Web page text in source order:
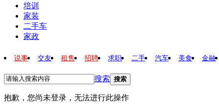
培训
家装
二手车
家政
说事 交友 租售 招聘 求职 二手 汽车 美食 金融
搜索 搜索
抱歉，您尚未登录，无法进行此操作